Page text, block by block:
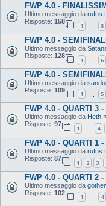
FWP 4.0 -
Ultimo messaggio da rufus t
Risposte: 158
1 8
FWP 4.0 -
Ultimo messaggio da
Risposte: 128
1 … 6
FWP 4.0 -
Ultimo messaggio da
Risposte: 109
1 5
FWP 4.0 - QUARTI 3
Ultimo messaggio da Heth «
Risposte: 97
1 … 4
FWP 4.0 - QUARTI 1
Ultimo messaggio da rufus t
Risposte: 87
1 2 3
FWP 4.0 - QUARTI 2
Ultimo messaggio da
Risposte: 102
1 4